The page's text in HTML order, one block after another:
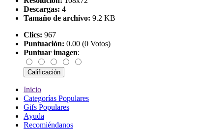
Descargas: 4
Tamaño de archivo: 9.2 KB
Clics: 967
Puntuación: 0.00 (0 Votos)
Puntuar imagen:
Inicio
Categorías Populares
Gifs Populares
Ayuda
Recomiéndanos